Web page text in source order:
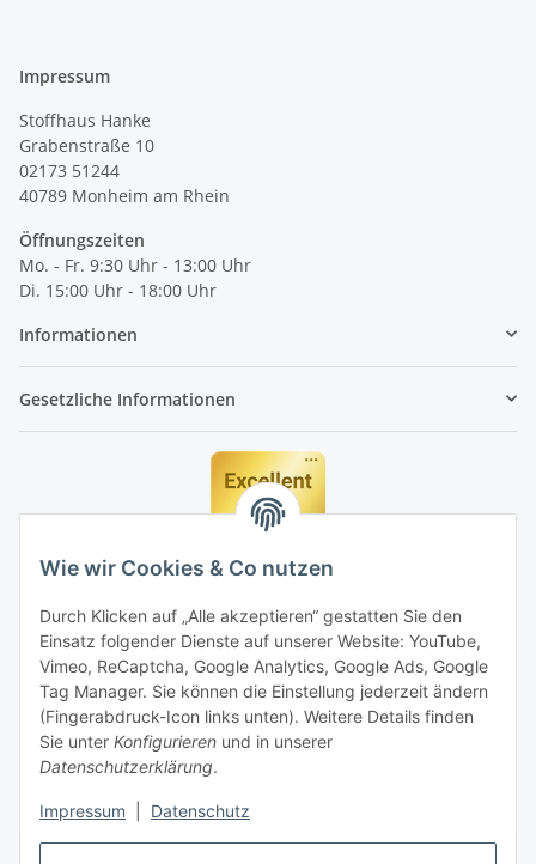
Wie wir Cookies & Co nutzen
Durch Klicken auf „Alle akzeptieren“ gestatten Sie den
Einsatz folgender Dienste auf unserer Website: YouTube,
Vimeo, ReCaptcha, Google Analytics, Google Ads, Google
Tag Manager. Sie können die Einstellung jederzeit ändern
(Fingerabdruck-Icon links unten). Weitere Details finden
Sie unter Konfigurieren und in unserer
Datenschutzerklärung.
Impressum Datenschutz
Impressum
Stoffhaus Hanke
Grabenstraße 10
02173 51244
40789 Monheim am Rhein
Öffnungszeiten
Mo. - Fr. 9:30 Uhr - 13:00 Uhr
Di. 15:00 Uhr - 18:00 Uhr
Informationen
Gesetzliche Informationen